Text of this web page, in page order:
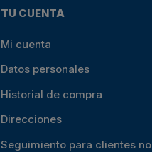
TU CUENTA
Mi cuenta
Datos personales
Historial de compra
Direcciones
Seguimiento para clientes no